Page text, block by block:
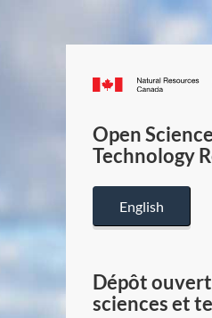
Open
Technology
English
Dépôt
sciences et